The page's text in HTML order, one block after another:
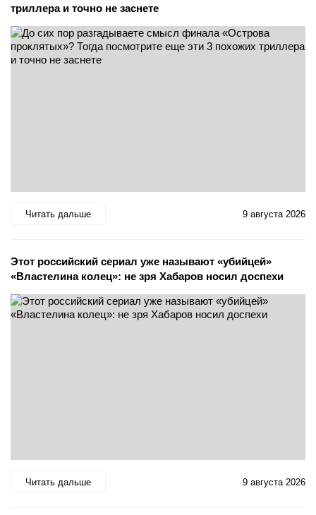
триллера и точно не заснете
Читать дальше 9 августа 2026
Этот российский сериал уже называют «убийцей»
«Властелина колец»: не зря Хабаров носил доспехи
Читать дальше 9 августа 2026